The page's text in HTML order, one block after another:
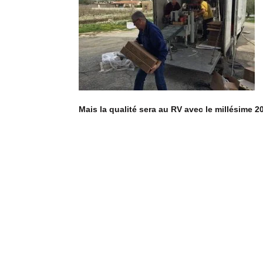
Mais la qualité sera au RV avec le millésime